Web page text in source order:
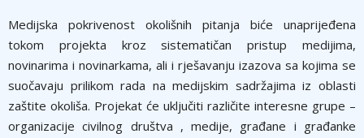
Medijska pokrivenost okolišnih pitanja biće unaprijeđena
tokom projekta kroz sistematičan pristup medijima,
novinarima i novinarkama, ali i rješavanju izazova sa kojima se
suočavaju prilikom rada na medijskim sadržajima iz oblasti
zaštite okoliša. Projekat će uključiti različite interesne grupe –
organizacije civilnog društva , medije, građane i građanke